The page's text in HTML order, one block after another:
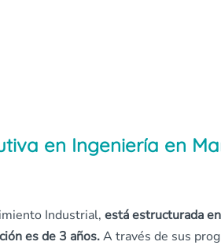
en Ingeniería en
Industrial, está estructurada
es de 3 años.A través de sus